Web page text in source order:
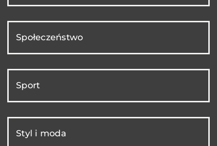
Społeczeństwo
Sport
Styl i moda